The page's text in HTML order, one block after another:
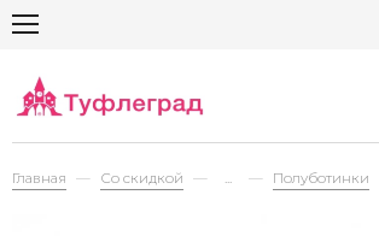
Главная Со скидкой ... Полуботинки